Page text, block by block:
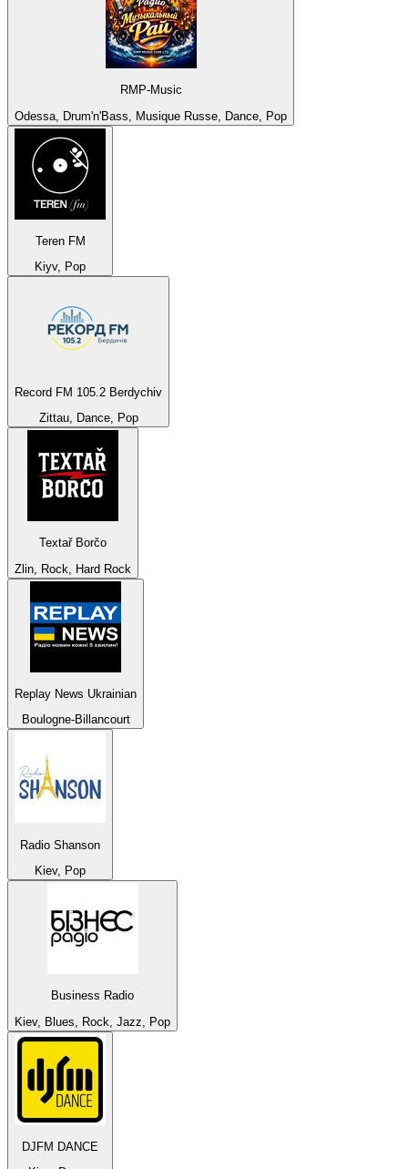
RMP-Music
Odessa, Drum'n'Bass, Musique Russe, Dance, Pop
Teren FM
Kiyv, Pop
Record FM 105.2 Berdychiv
Zittau, Dance, Pop
Textař Borčo
Zlin, Rock, Hard Rock
Replay News Ukrainian
Boulogne-Billancourt
Radio Shanson
Kiev, Pop
Business Radio
Kiev, Blues, Rock, Jazz, Pop
DJFM DANCE